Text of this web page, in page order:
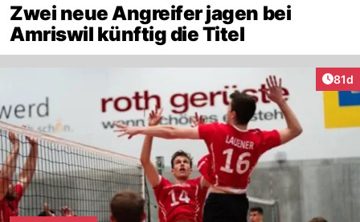
Zwei neue Angreifer jagen bei
Amriswil künftig die Titel
81d